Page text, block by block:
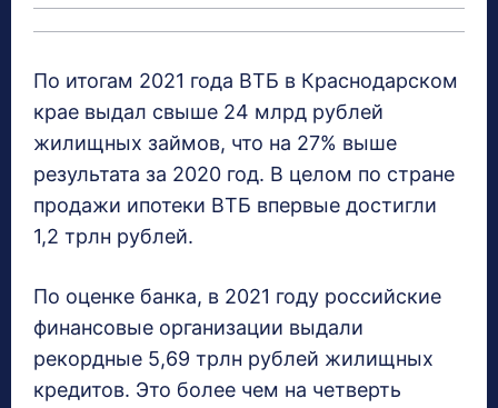
По итогам 2021 года ВТБ в Краснодарском
крае выдал свыше 24 млрд рублей
жилищных займов, что на 27% выше
результата за 2020 год. В целом по стране
продажи ипотеки ВТБ впервые достигли
1,2 трлн рублей.
По оценке банка, в 2021 году российские
финансовые организации выдали
рекордные 5,69 трлн рублей жилищных
кредитов. Это более чем на четверть